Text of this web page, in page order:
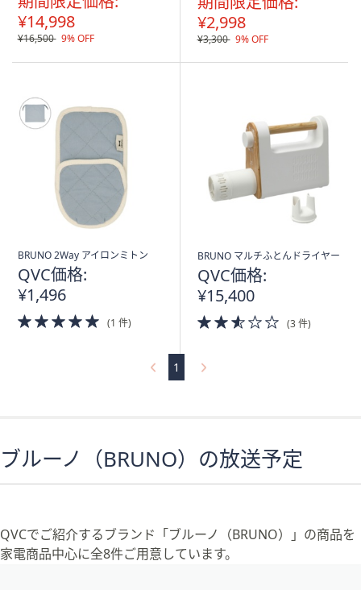
¥14,998
¥16,500 9% OFF
¥2,998
¥3,300 9% OFF
BRUNO 2Way アイロンミトン
QVC価格:
¥1,496
5.0
of
(1 件)
BRUNO マルチふとんドライヤー
QVC価格:
¥15,400
2.5
of
(3 件)
1
ブルーノ（BRUNO）の放送予定
QVCでご紹介するブランド「ブルーノ（BRUNO）」の商品を
家電商品中心に全8件ご用意しています。